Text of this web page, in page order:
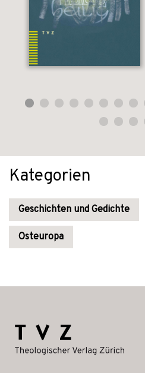
Kategorien
Geschichten und Gedichte
Osteuropa